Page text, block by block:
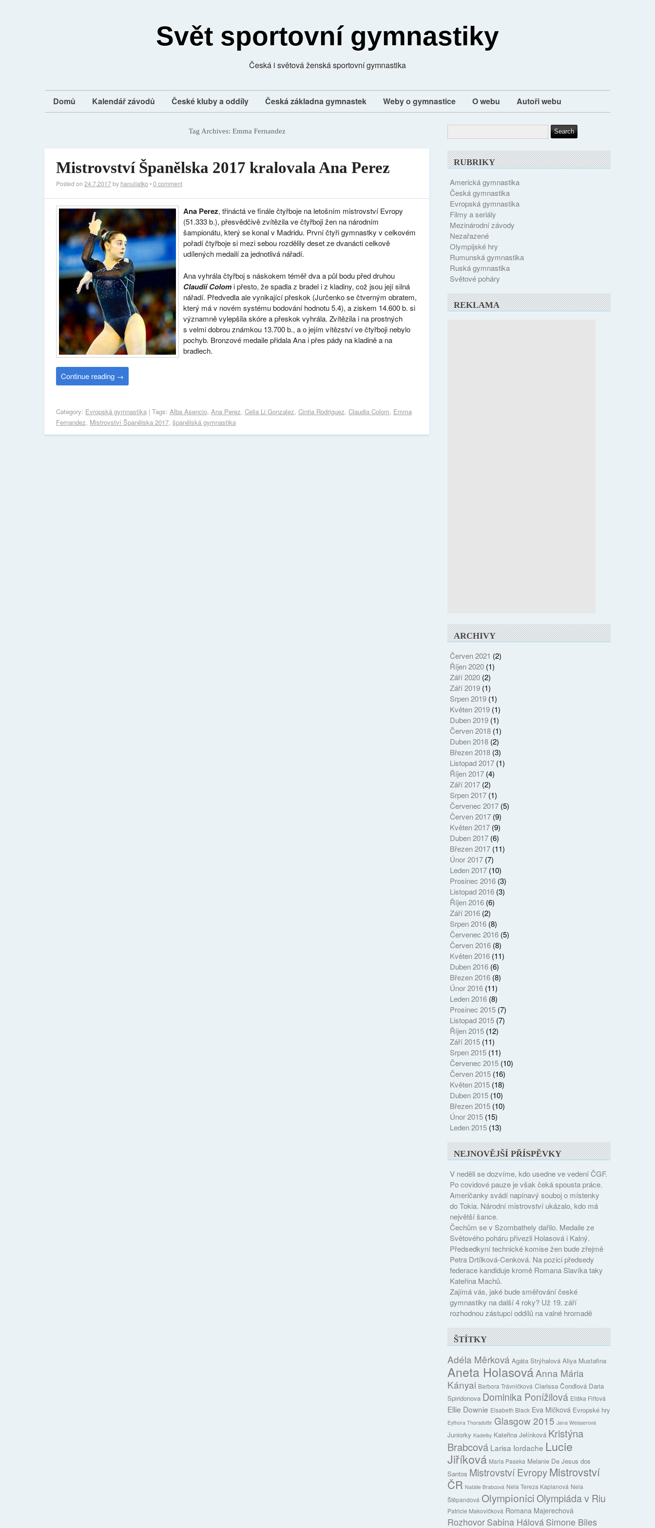
Svět sportovní gymnastiky
Česká i světová ženská sportovní gymnastika
Domů Kalendář závodů České kluby a oddíly Česká základna gymnastek Weby o gymnastice O webu Autoři webu
Tag Archives: Emma Fernandez
Mistrovství Španělska 2017 kralovala Ana Perez
Posted on 24.7.2017by hanuliatko •0 comment
Ana Perez, třináctá ve finále čtyřboje na letošním mistrovství Evropy
(51.333 b.), přesvědčivě zvítězila ve čtyřboji žen na národním
šampionátu, který se konal v Madridu. První čtyři gymnastky v celkovém
pořadí čtyřboje si mezi sebou rozdělily deset ze dvanácti celkově
udílených medailí za jednotlivá nářadí.
Ana vyhrála čtyřboj s náskokem téměř dva a půl bodu před druhou
Claudií Colomi přesto, že spadla z bradel i z kladiny, což jsou její silná
nářadí. Předvedla ale vynikající přeskok (Jurčenko se čtverným obratem,
který má v novém systému bodování hodnotu 5.4), a ziskem 14.600 b. si
významně vylepšila skóre a přeskok vyhrála. Zvítězila i na prostných
s velmi dobrou známkou 13.700 b., a o jejím vítězství ve čtyřboji nebylo
pochyb. Bronzové medaile přidala Ana i přes pády na kladině a na
bradlech.
Continue reading →
Category: Evropská gymnastika| Tags: Alba Asencio, Ana Perez, Celia Li Gonzalez, Cintia Rodriguez, Claudia Colom, Emma
Fernandez, Mistrovství Španělska 2017, španělská gymnastika
RUBRIKY
Americká gymnastika
Česká gymnastika
Evropská gymnastika
Filmy a seriály
Mezinárodní závody
Nezařazené
Olympijské hry
Rumunská gymnastika
Ruská gymnastika
Světové poháry
REKLAMA
ARCHIVY
Červen 2021 (2)
Říjen 2020(1)
Září 2020(2)
Září 2019(1)
Srpen 2019(1)
Květen 2019(1)
Duben 2019(1)
Červen 2018(1)
Duben 2018(2)
Březen 2018(3)
Listopad 2017(1)
Říjen 2017(4)
Září 2017(2)
Srpen 2017(1)
Červenec 2017(5)
Červen 2017(9)
Květen 2017(9)
Duben 2017(6)
Březen 2017(11)
Únor 2017(7)
Leden 2017(10)
Prosinec 2016(3)
Listopad 2016(3)
Říjen 2016(6)
Září 2016(2)
Srpen 2016(8)
Červenec 2016(5)
Červen 2016(8)
Květen 2016(11)
Duben 2016(6)
Březen 2016(8)
Únor 2016(11)
Leden 2016(8)
Prosinec 2015(7)
Listopad 2015(7)
Říjen 2015(12)
Září 2015(11)
Srpen 2015(11)
Červenec 2015(10)
Červen 2015(16)
Květen 2015(18)
Duben 2015(10)
Březen 2015(10)
Únor 2015(15)
Leden 2015(13)
NEJNOVĚJŠÍ PŘÍSPĚVKY
V neděli se dozvíme, kdo usedne ve vedení ČGF.
Po covidové pauze je však čeká spousta práce.
Američanky svádí napínavý souboj o místenky
do Tokia. Národní mistrovství ukázalo, kdo má
největší šance.
Čechům se v Szombathely dařilo. Medaile ze
Světového poháru přivezli Holasová i Kalný.
Předsedkyní technické komise žen bude zřejmě
Petra Drtílková-Cenková. Na pozici předsedy
federace kandiduje kromě Romana Slavíka taky
Kateřina Machů.
Zajímá vás, jaké bude směřování české
gymnastiky na další 4 roky? Už 19. září
rozhodnou zástupci oddílů na valné hromadě
ŠTÍTKY
Adéla Měrková Agáta Strýhalová Aliya Mustafina
Aneta HolasováAnna Mária
Kányai Barbora Trávničková Clarissa Čondlová Daria
Spiridonova Dominika Ponížilová Eliška Fiřtová
Ellie Downie Elsabeth Black Eva Mičková Evropské hry
Eythora Thorsdottir Glasgow 2015 Jana Weisserová
Juniorky Kadetky Kateřina Jelínková Kristýna
Brabcová Larisa Iordache Lucie
Jiříková Maria Paseka Melanie De Jesus dos
Santos Mistrovství Evropy Mistrovství
ČR Natálie Brabcová Nela Tereza Kaplanová Nela
Štěpandová OlympioniciOlympiáda v Riu
Patricie Makovičková Romana Majerechová
RozhovorSabina HálováSimone Biles